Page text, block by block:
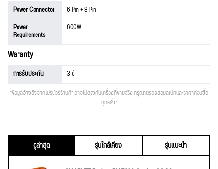
Power Connector
6 Pin + 8 Pin
Power
Requirements
600W
Waranty
การรับประกัน 3 ปี
*ข้อมูลอ้างอิงจากโปรชัวร์ร้านค้า อาจไม่ตรงกับเครื่องที่ขายจริง กรุณาตรวจสอบสเปคและราคาก่อนซื้อ
ทุกครั้ง*
ดูล่าสุด รุ่นใกล้เคียง
รุ่นแนะนำ